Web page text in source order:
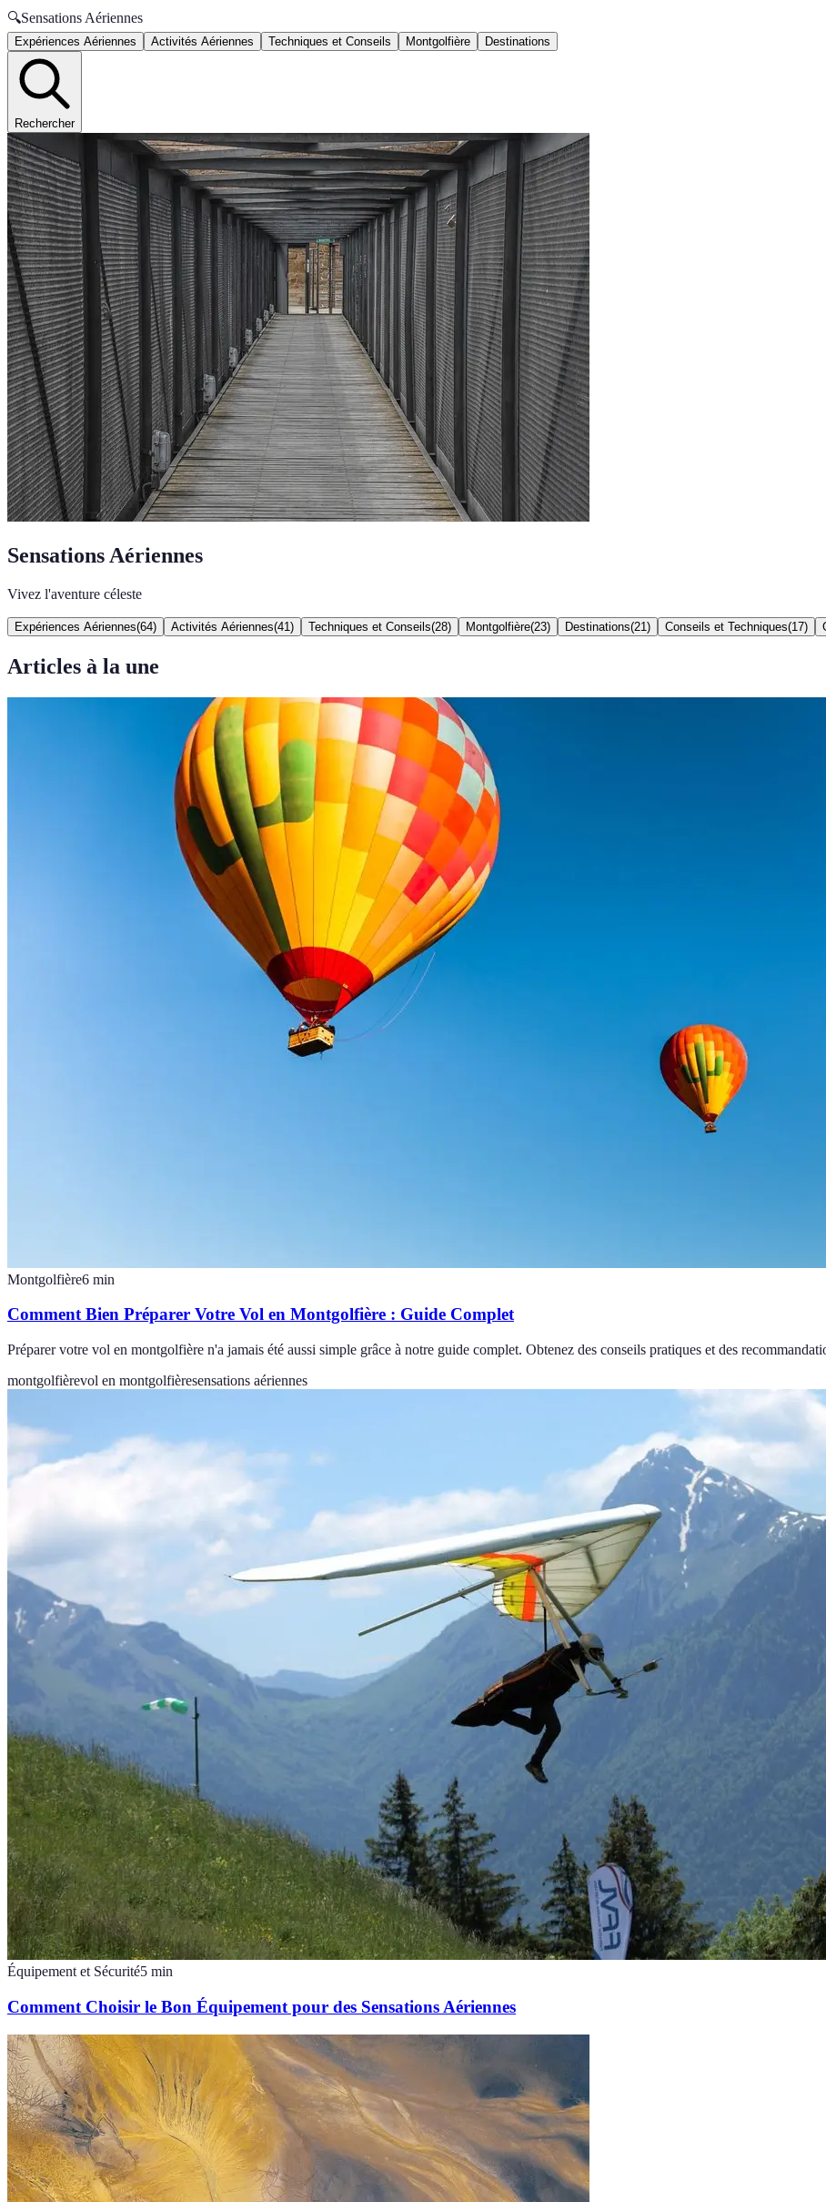
🔍Sensations Aériennes
Expériences Aériennes Activités Aériennes Techniques et Conseils Montgolfière Destinations
Rechercher
Sensations Aériennes
Vivez l'aventure céleste
Expériences Aériennes(64) Activités Aériennes(41 ) Techniques et Conseils(28) Montgolfière(23) Destinations(21 ) Conseils et Techniques(17)
Articles à la une
Montgolfière6 min
Comment Bien Préparer Votre Vol en Montgolfière : Guide Complet
Préparer votre vol en montgolfière n'a jamais été aussi simple grâce à notre guide complet. Obtenez des conseils pratiques et des
montgolfièrevol en montgolfièresensations aériennes
Équipement et Sécurité5 min
Comment Choisir le Bon Équipement pour des Sensations Aériennes